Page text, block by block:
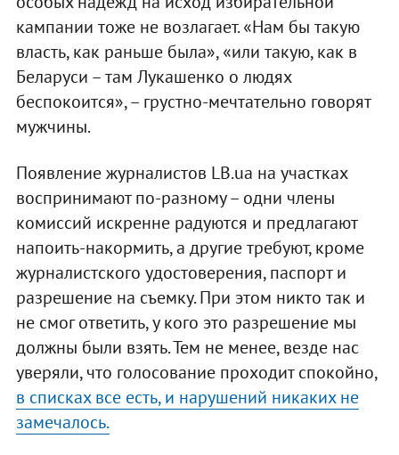
кампании тоже не возлагает. «Нам бы такую
власть, как раньше была», «или такую, как в
Беларуси – там Лукашенко о людях
беспокоится», – грустно-мечтательно говорят
мужчины.
Появление журналистов LB.ua на участках
воспринимают по-разному – одни члены
комиссий искренне радуются и предлагают
напоить-накормить, а другие требуют, кроме
журналистского удостоверения, паспорт и
разрешение на съемку. При этом никто так и
не смог ответить, у кого это разрешение мы
должны были взять. Тем не менее, везде нас
уверяли, что голосование проходит спокойно,
в списках все есть, и нарушений никаких не
замечалось.